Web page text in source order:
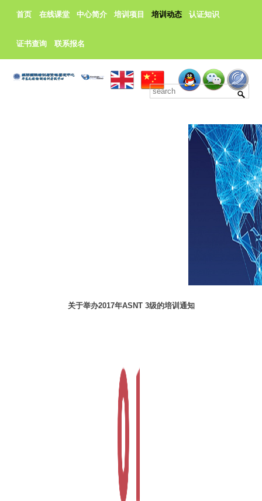
首页 在线课堂 中心简介 培训项目 培训动态 认证知识
证书查询 联系报名
关于举办2017年ASNT 3级的培训通知